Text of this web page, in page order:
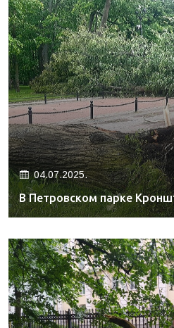
04.07.2025.
В Петровском парке